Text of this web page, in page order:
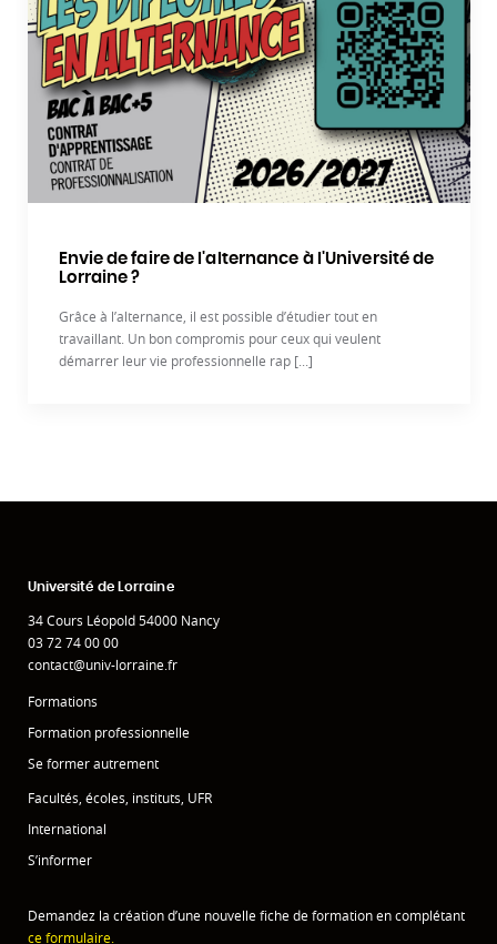
Envie de faire de l'alternance à l'Université de
Lorraine ?
Grâce à l’alternance, il est possible d’étudier tout en
travaillant. Un bon compromis pour ceux qui veulent
démarrer leur vie professionnelle rap [...]
Université de Lorraine
34 Cours Léopold 54000 Nancy
03 72 74 00 00
contact@univ-lorraine.fr
Formations
Formation professionnelle
Se former autrement
Facultés, écoles, instituts, UFR
International
S’informer
Demandez la création d’une nouvelle fiche de formation en complétant
ce formulaire.